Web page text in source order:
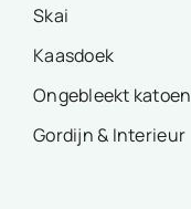
Skai
Kaasdoek
Ongebleekt katoen
Gordijn & Interieur